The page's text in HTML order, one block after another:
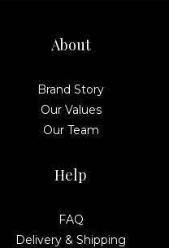
About
Brand Story
Our Values
Our Team
Help
FAQ
Delivery & Shipping